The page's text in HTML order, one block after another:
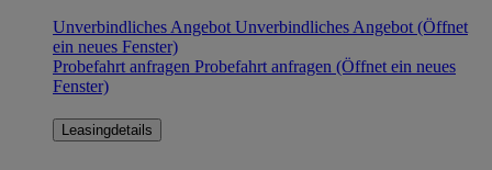
Unverbindliches Angebot Unverbindliches Angebot (Öffnet
ein neues Fenster)
Probefahrt anfragen Probefahrt anfragen (Öffnet ein neues
Fenster)
Leasingdetails